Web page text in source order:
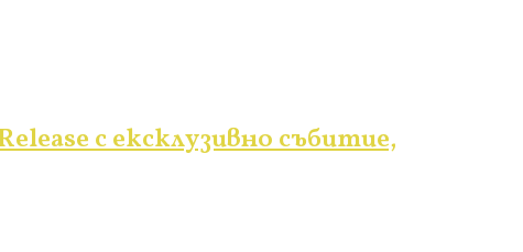
с ексклузивно събитие,